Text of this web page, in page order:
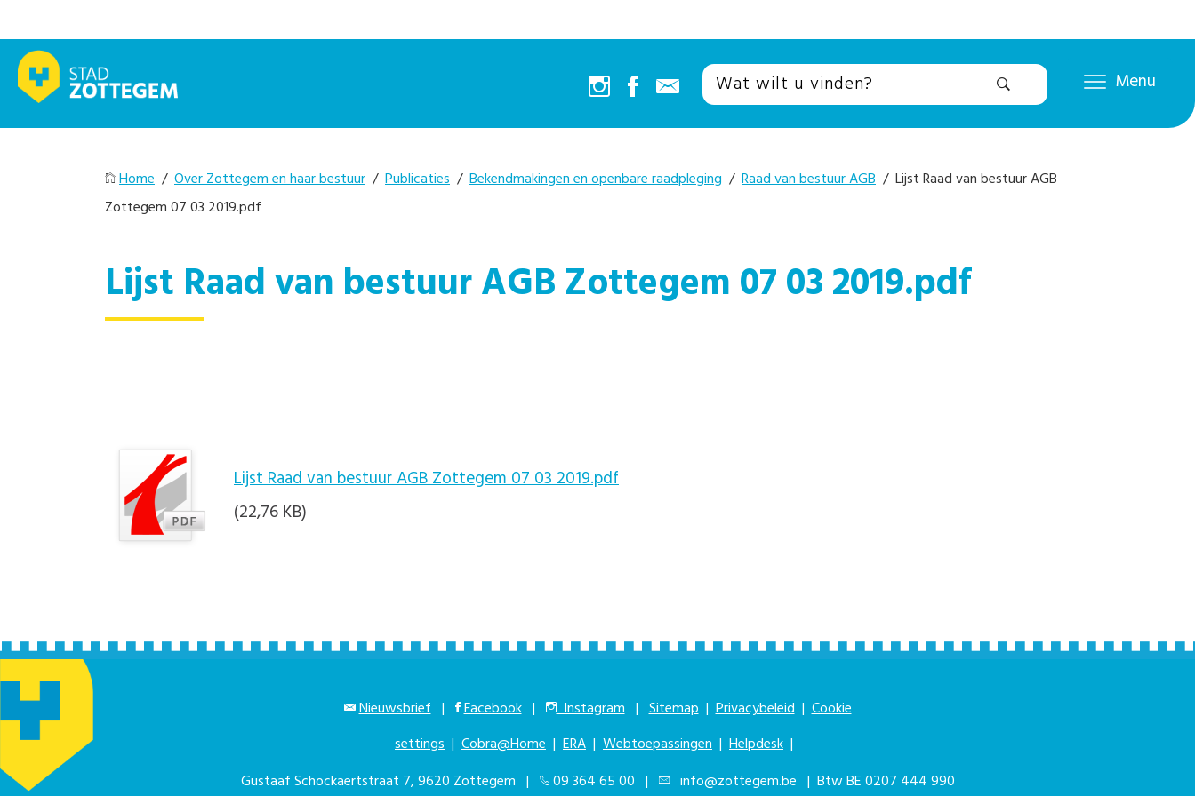
Menu
Home / Over Zottegem en haar bestuur / Publicaties / Bekendmakingen en openbare raadpleging / Raad van bestuur AGB / Lijst Raad van bestuur AGB
Zottegem 07 03 2019.pdf
Lijst Raad van bestuur AGB Zottegem 07 03 2019.pdf
Lijst Raad van bestuur AGB Zottegem 07 03 2019.pdf
(22,76 KB)
Nieuwsbrief | Facebook | Instagram | Sitemap |Privacybeleid |Cookie
settings | Cobra@Home | ERA | Webtoepassingen | Helpdesk |
Gustaaf Schockaertstraat 7, 9620 Zottegem |
09 364 65 00 | info@zottegem.be | Btw BE 0207 444 990